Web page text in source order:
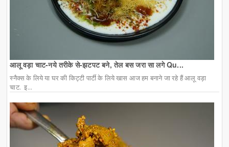
आलू वड़ा चाट-नये तरीके से-झटपट बने, तेल बस जरा सा लगे Qu...
स्नैक्स के लिये या घर की किट्टी पार्टी के लिये खास आज हम बनाने जा रहे हैं आलू वड़ा
चाट. इ...